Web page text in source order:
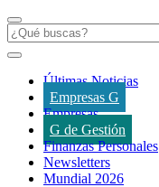
Últimas Noticias
Empresas G
Empresas
G de Gestión
Finanzas Personales
Newsletters
Mundial 2026